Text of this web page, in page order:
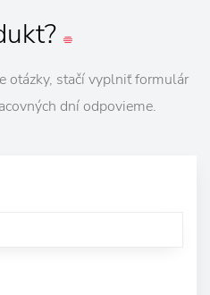
otázky, stačí vyplniť formulár
dní odpovieme.